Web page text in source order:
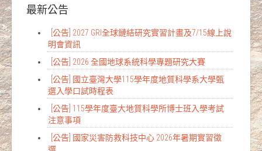
最新公告
[公告] 2027 GRI全球鏈結研究實習計畫及7/15線上說
明會資訊
[公告] 2026 全國地球系統科學專題研究大賽
[公告] 國立臺灣大學115學年度地質科學系大學甄
選入學口試時程表
[公告] 115學年度臺大地質科學所博士班入學考試
注意事項
[公告] 國家災害防救科技中心 2026年暑期實習徵